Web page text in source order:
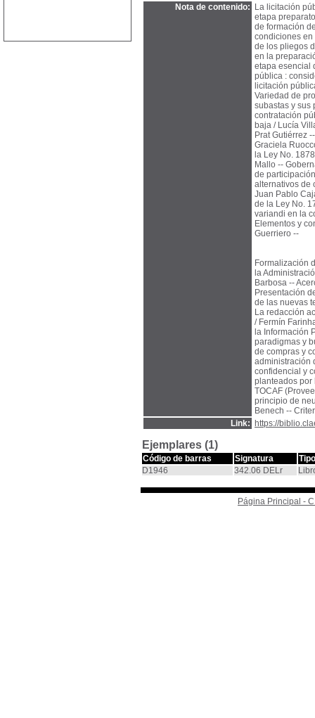
Nota de contenido:
La licitación
etapa
de formación
condiciones en
de los pliegos
en la
etapa esencial
pública :
licitación
Variedad de
subastas y sus
contratación
baja / Lucía
Prat Gutiérrez
Graciela
la Ley No.
Mallo --
de
alternativos de
Juan Pablo
de la Ley No.
variandi en la
Elementos y
Guerriero --
Formalización
la
Barbosa --
Presentación
de las nuevas
La redacción
/ Fermín
la Información
paradigmas y
de compras y
administración
confidencial y
planteados por
TOCAF
principio de
Benech --
Link:
https://
Ejemplares (1)
Código de barras Signatura
D1946
342.06 DELr
Página Principal -